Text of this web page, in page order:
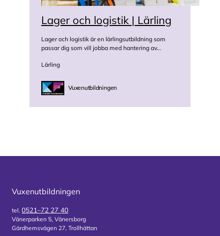
Lager och logistik | Lärling
Lager och logistik är en lärlingsutbildning som
passar dig som vill jobba med hantering av...
Lärling
Vuxenutbildningen
Vuxenutbildningen
tel. 0521–72 27 40
Vänerparken 5, Vänersborg
Gärdhemsvägen 27, Trollhättan